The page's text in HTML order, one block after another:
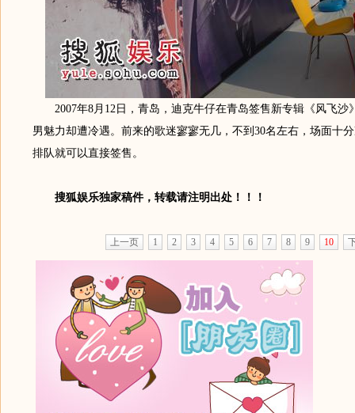
2007年8月12日，青岛，迪克牛仔在青岛签售新专辑《风飞沙
男魅力却遭冷遇。前来的歌迷寥寥无几，不到30名左右，场面十
排队就可以直接签售。
搜狐娱乐独家稿件，转载请注明出处！！！
上一页 1 2 3 4 5 6 7 8 9 10